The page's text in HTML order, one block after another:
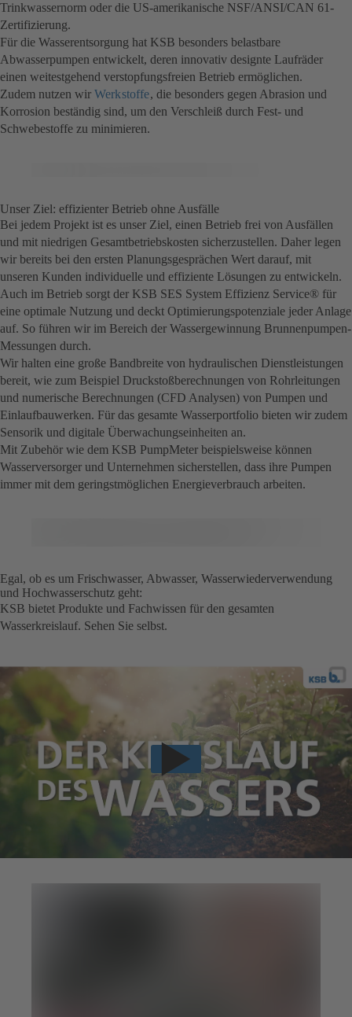
Trinkwassernorm oder die US-amerikanische NSF/ANSI/CAN 61-
Zertifizierung.
Für die Wasserentsorgung hat KSB besonders belastbare
Abwasserpumpen entwickelt, deren innovativ designte Laufräder
einen weitestgehend verstopfungsfreien Betrieb ermöglichen.
Zudem nutzen wir Werkstoffe, die besonders gegen Abrasion und
Korrosion beständig sind, um den Verschleiß durch Fest- und
Schwebestoffe zu minimieren.
Unser Ziel: effizienter Betrieb ohne Ausfälle
Bei jedem Projekt ist es unser Ziel, einen Betrieb frei von Ausfällen
und mit niedrigen Gesamtbetriebskosten sicherzustellen. Daher legen
wir bereits bei den ersten Planungsgesprächen Wert darauf, mit
unseren Kunden individuelle und effiziente Lösungen zu entwickeln.
Auch im Betrieb sorgt der KSB SES System Effizienz Service® für
eine optimale Nutzung und deckt Optimierungspotenziale jeder Anlage
auf. So führen wir im Bereich der Wassergewinnung Brunnenpumpen-
Messungen durch.
Wir halten eine große Bandbreite von hydraulischen Dienstleistungen
bereit, wie zum Beispiel Druckstoßberechnungen von Rohrleitungen
und numerische Berechnungen (CFD Analysen) von Pumpen und
Einlaufbauwerken. Für das gesamte Wasserportfolio bieten wir zudem
Sensorik und digitale Überwachungseinheiten an.
Mit Zubehör wie dem KSB PumpMeter beispielsweise können
Wasserversorger und Unternehmen sicherstellen, dass ihre Pumpen
immer mit dem geringstmöglichen Energieverbrauch arbeiten.
Egal, ob es um Frischwasser, Abwasser, Wasserwiederverwendung
und Hochwasserschutz geht:
KSB bietet Produkte und Fachwissen für den gesamten
Wasserkreislauf. Sehen Sie selbst.